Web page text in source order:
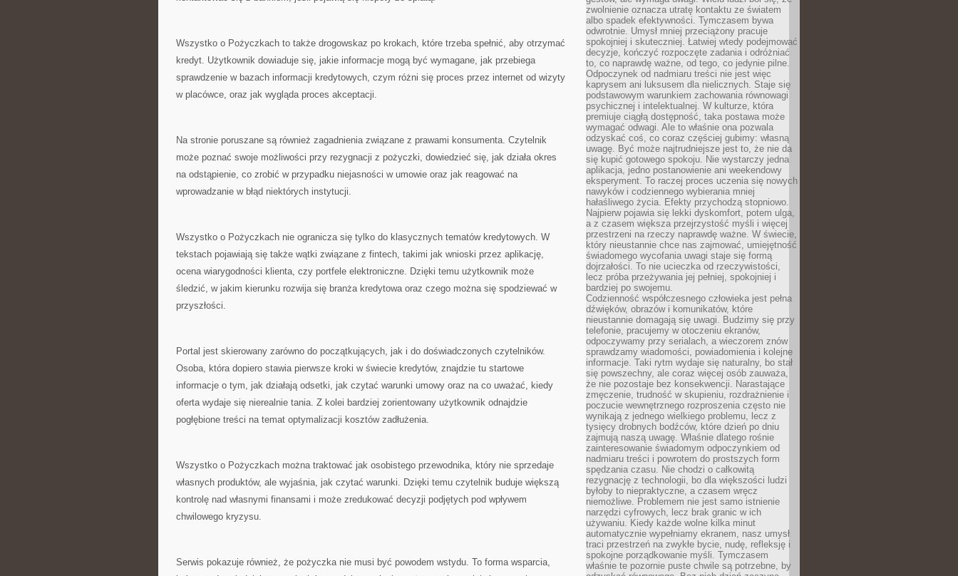
Wszystko o Pożyczkach to także drogowskaz po krokach, które trzeba spełnić, aby otrzymać
kredyt. Użytkownik dowiaduje się, jakie informacje mogą być wymagane, jak przebiega
sprawdzenie w bazach informacji kredytowych, czym różni się proces przez internet od wizyty
w placówce, oraz jak wygląda proces akceptacji.
Na stronie poruszane są również zagadnienia związane z prawami konsumenta. Czytelnik
może poznać swoje możliwości przy rezygnacji z pożyczki, dowiedzieć się, jak działa okres
na odstąpienie, co zrobić w przypadku niejasności w umowie oraz jak reagować na
wprowadzanie w błąd niektórych instytucji.
Wszystko o Pożyczkach nie ogranicza się tylko do klasycznych tematów kredytowych. W
tekstach pojawiają się także wątki związane z fintech, takimi jak wnioski przez aplikację,
ocena wiarygodności klienta, czy portfele elektroniczne. Dzięki temu użytkownik może
śledzić, w jakim kierunku rozwija się branża kredytowa oraz czego można się spodziewać w
przyszłości.
Portal jest skierowany zarówno do początkujących, jak i do doświadczonych czytelników.
Osoba, która dopiero stawia pierwsze kroki w świecie kredytów, znajdzie tu startowe
informacje o tym, jak działają odsetki, jak czytać warunki umowy oraz na co uważać, kiedy
oferta wydaje się nierealnie tania. Z kolei bardziej zorientowany użytkownik odnajdzie
pogłębione treści na temat optymalizacji kosztów zadłużenia.
Wszystko o Pożyczkach można traktować jak osobistego przewodnika, który nie sprzedaje
własnych produktów, ale wyjaśnia, jak czytać warunki. Dzięki temu czytelnik buduje większą
kontrolę nad własnymi finansami i może zredukować decyzji podjętych pod wpływem
chwilowego kryzysu.
Serwis pokazuje również, że pożyczka nie musi być powodem wstydu. To forma wsparcia,
zwolnienie oznacza utratę kontaktu ze światem
albo spadek efektywności. Tymczasem bywa
odwrotnie. Umysł mniej przeciążony pracuje
spokojniej i skuteczniej. Łatwiej wtedy podejmować
decyzje, kończyć rozpoczęte zadania i odróżniać
to, co naprawdę ważne, od tego, co jedynie pilne.
Odpoczynek od nadmiaru treści nie jest więc
kaprysem ani luksusem dla nielicznych. Staje się
podstawowym warunkiem zachowania równowagi
psychicznej i intelektualnej. W kulturze, która
premiuje ciągłą dostępność, taka postawa może
wymagać odwagi. Ale to właśnie ona pozwala
odzyskać coś, co coraz częściej gubimy: własną
uwagę. Być może najtrudniejsze jest to, że nie da
się kupić gotowego spokoju. Nie wystarczy jedna
aplikacja, jedno postanowienie ani weekendowy
eksperyment. To raczej proces uczenia się nowych
nawyków i codziennego wybierania mniej
hałaśliwego życia. Efekty przychodzą stopniowo.
Najpierw pojawia się lekki dyskomfort, potem ulga,
a z czasem większa przejrzystość myśli i więcej
przestrzeni na rzeczy naprawdę ważne. W świecie,
który nieustannie chce nas zajmować, umiejętność
świadomego wycofania uwagi staje się formą
dojrzałości. To nie ucieczka od rzeczywistości,
lecz próba przeżywania jej pełniej, spokojniej i
bardziej po swojemu.
Codzienność współczesnego człowieka jest pełna
dźwięków, obrazów i komunikatów, które
nieustannie domagają się uwagi. Budzimy się przy
telefonie, pracujemy w otoczeniu ekranów,
odpoczywamy przy serialach, a wieczorem znów
sprawdzamy wiadomości, powiadomienia i kolejne
informacje. Taki rytm wydaje się naturalny, bo stał
się powszechny, ale coraz więcej osób zauważa,
że nie pozostaje bez konsekwencji. Narastające
zmęczenie, trudność w skupieniu, rozdrażnienie i
poczucie wewnętrznego rozproszenia często nie
wynikają z jednego wielkiego problemu, lecz z
tysięcy drobnych bodźców, które dzień po dniu
zajmują naszą uwagę. Właśnie dlatego rośnie
zainteresowanie świadomym odpoczynkiem od
nadmiaru treści i powrotem do prostszych form
spędzania czasu. Nie chodzi o całkowitą
rezygnację z technologii, bo dla większości ludzi
byłoby to niepraktyczne, a czasem wręcz
niemożliwe. Problemem nie jest samo istnienie
narzędzi cyfrowych, lecz brak granic w ich
używaniu. Kiedy każde wolne kilka minut
automatycznie wypełniamy ekranem, nasz umysł
traci przestrzeń na zwykłe bycie, nudę, refleksję i
spokojne porządkowanie myśli. Tymczasem
właśnie te pozornie puste chwile są potrzebne, by